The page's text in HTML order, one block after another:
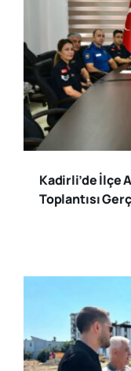
Kadirli’de İlçe
Toplantısı